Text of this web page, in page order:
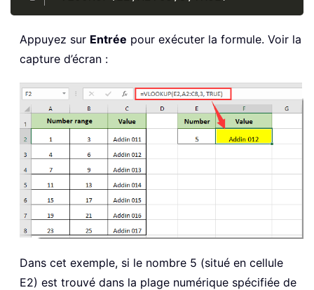
Appuyez sur Entrée pour exécuter la formule. Voir la
capture d’écran :
Dans cet exemple, si le nombre 5 (situé en cellule
E2) est trouvé dans la plage numérique spécifiée de